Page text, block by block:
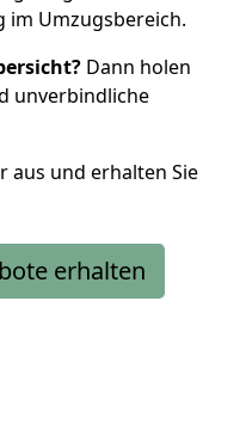
im Umzugsbereich.
Dann holen
unverbindliche
aus und erhalten Sie
erhalten